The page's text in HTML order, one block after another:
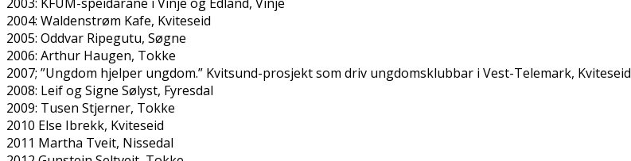
2004: Waldenstrøm Kafe, Kviteseid
2005: Oddvar Ripegutu, Søgne
2006: Arthur Haugen, Tokke
2007; ”Ungdom hjelper ungdom.” Kvitsund-prosjekt som driv ungdomsklubbar i Vest-Telemark, Kviteseid
2008: Leif og Signe Sølyst, Fyresdal
2009: Tusen Stjerner, Tokke
2010 Else Ibrekk, Kviteseid
2011 Martha Tveit, Nissedal